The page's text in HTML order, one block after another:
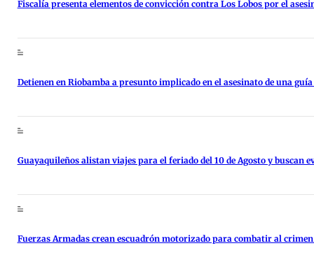
Fiscalía presenta elementos de convicción contra Los Lobos por el
Detienen en Riobamba a presunto implicado en el asesinato de una
Guayaquileños alistan viajes para el feriado del 10 de Agosto y buscan
Fuerzas Armadas crean escuadrón motorizado para combatir al